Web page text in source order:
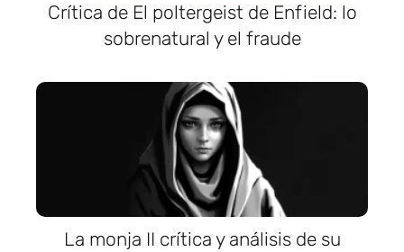
Crítica de El poltergeist de Enfield: lo
sobrenatural y el fraude
La monja II crítica y análisis de su